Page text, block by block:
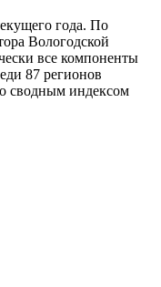
года. По
Вологодской
все компоненты
87 регионов
сводным индексом